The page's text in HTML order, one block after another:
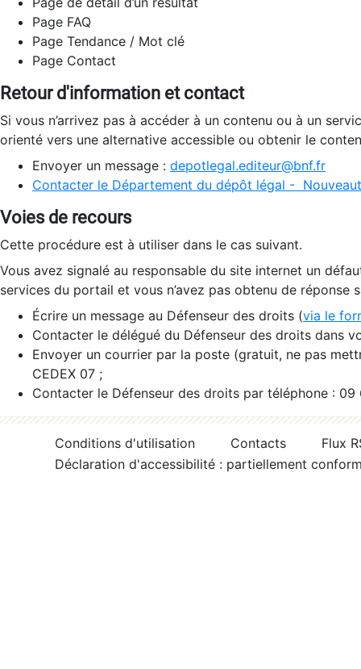
Page FAQ
Page Tendance / Mot clé
Page Contact
Retour d'information et contact
Si vous n’arrivez pas à accéder à un contenu ou à un
orienté vers une alternative accessible ou obtenir le
Envoyer un message : depotlegal.editeur@bnf.fr
Contacter le Département du dépôt légal -
Voies de recours
Cette procédure est à utiliser dans le cas suivant.
Vous avez signalé au responsable du site internet un
services du portail et vous n’avez pas obtenu de réponse
Écrire un message au Défenseur des droits (via le
Contacter le délégué du Défenseur des droits dans
Envoyer un courrier par la poste (gratuit, ne pas
CEDEX 07 ;
Contacter le Défenseur des droits par téléphone :
Conditions d'utilisation Contacts
Flux
Déclaration d'accessibilité : partiellement